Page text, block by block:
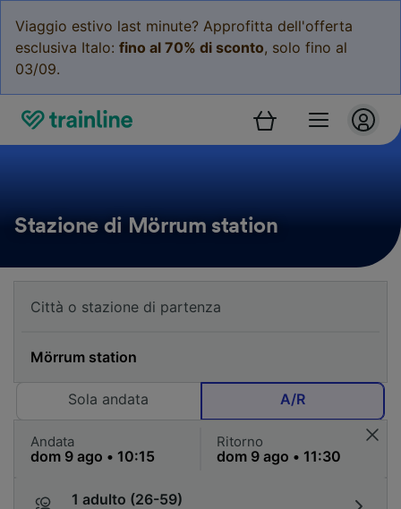
Viaggio estivo last minute? Approfitta dell'offerta
esclusiva Italo: fino al 70% di sconto, solo fino al
03/09.
Stazione di Mörrum station
Sola andata A/R
Andata Ritorno
1 adulto (26-59)